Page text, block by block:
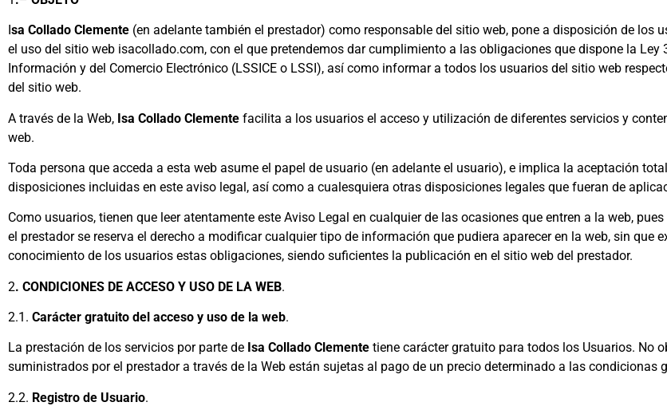
Isa Collado Clemente (en adelante también el prestador) como responsable del sitio web, pone a disposición de los
el uso del sitio web isacollado.com, con el que pretendemos dar cumplimiento a las obligaciones que dispone la Ley
Información y del Comercio Electrónico (LSSICE o LSSI), así como informar a todos los usuarios del sitio web
del sitio web.
A través de la Web, Isa Collado Clemente facilita a los usuarios el acceso y utilización de diferentes servicios y
web.
Toda persona que acceda a esta web asume el papel de usuario (en adelante el usuario), e implica la aceptación
disposiciones incluidas en este aviso legal, así como a cualesquiera otras disposiciones legales que fueran de
Como usuarios, tienen que leer atentamente este Aviso Legal en cualquier de las ocasiones que entren a la web,
el prestador se reserva el derecho a modificar cualquier tipo de información que pudiera aparecer en la web, sin que
conocimiento de los usuarios estas obligaciones, siendo suficientes la publicación en el sitio web del prestador.
2. CONDICIONES DE ACCESO Y USO DE LA WEB.
2.1. Carácter gratuito del acceso y uso de la web.
La prestación de los servicios por parte de Isa Collado Clemente tiene carácter gratuito para todos los Usuarios. No
suministrados por el prestador a través de la Web están sujetas al pago de un precio determinado a las condicionas
2.2. Registro de Usuario.